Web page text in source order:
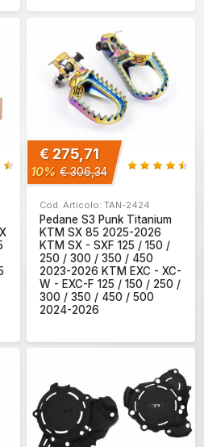
€ 275,71
10% € 306,34
Cod. Articolo: TAN-2424
Pedane S3 Punk Titanium
KTM SX 85 2025-2026
KTM SX - SXF 125 / 150 /
250 / 300 / 350 / 450
2023-2026 KTM EXC - XC-
W - EXC-F 125 / 150 / 250 /
300 / 350 / 450 / 500
2024-2026